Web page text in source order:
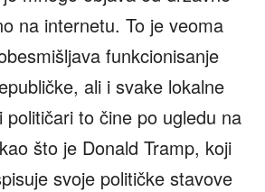
na internetu. To je veoma
funkcionisanje
ali i svake lokalne
političari to čine po ugledu na
što je Donald Tramp, koji
svoje političke stavove